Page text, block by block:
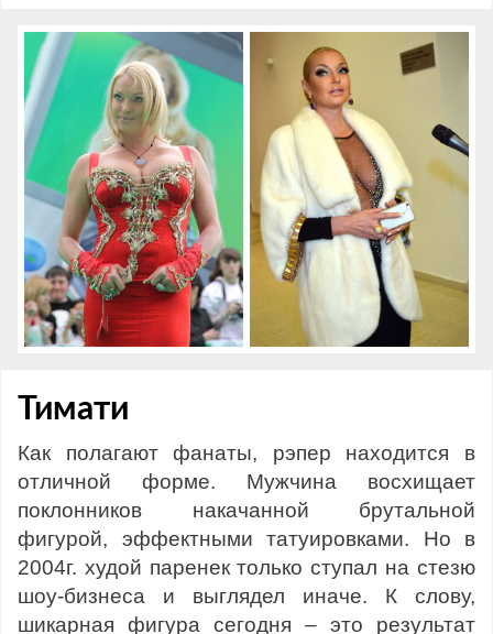
Тимати
Как полагают фанаты, рэпер находится в
отличной форме. Мужчина восхищает
поклонников накачанной брутальной
фигурой, эффектными татуировками. Но в
2004г. худой паренек только ступал на стезю
шоу-бизнеса и выглядел иначе. К слову,
шикарная фигура сегодня – это результат